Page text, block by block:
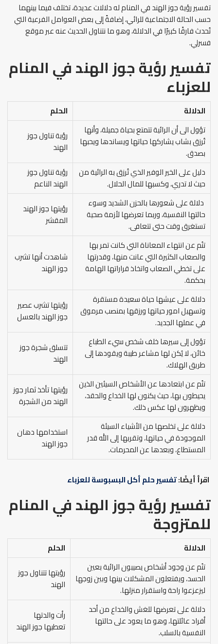
تفسير رؤية جوز الهند في المنام له دلالات عديدة، تختلف فيما بينهما
حسب الحالة الاجتماعية للرائي، إضافةً إلى بعض العوامل الفرعية التي
تُحدث فارقًا كبيرًا في الدلالة، وهو ما نتناول الحديث عنه عبر موقع
فسرلي.
تفسير رؤية جوز الهند في المنام
للعزباء
الدلالة
الحلم
تؤول الى أن الرائية تتمتع بحياة جميلة، وأنها
تُرزق بشاب يشاركها حياتها ويساندها ويحبها
بصدق.
رؤية تناول جوز
الهند
دليل على الخير الوفير الذي تُرزق به الرائية من
حيث لا تدري، وكسبها للمال الحلال.
رؤية تناول جوز
الهند الناعم
دلالة على شعورها بالحزن الشديد وسوء
حالتها النفسية، وربما تعرضها لأزمة صحية
تستغرق وقت حتى تتعافى.
رؤيتها جوز الهند
المقشر
تنُم عن انتهاء المعاناة التي كانت تمر بها
والصعاب الكثيرة التي عانت منها، وقدرتها
على تخطي الصعاب واتخاذ قراراتها الهامة
بحكمة.
شاهدت أنها تشرب
جوز الهند
دلالة على عيشها حياة سعيدة مستقرة
وتسهيل امور حياتها ورزقها بمنصب مرموق
في عملها الجديد.
رؤيتها تشرب عصير
جوز الهند بالعسل
تؤول إلى سيرها خلف شخص سيء الطباع
خائن، لا يُكن لها مشاعر طيبة ويقودها إلى
طريق الهلاك.
تتسلق شجرة جوز
الهند
تنُم عن ابتعادها عن الأشخاص السيئين الذين
يحيطون بها، حيث يكنون لها الخداع والحقد،
ويظهرون لها عكس ذلك.
رؤيتها تأخذ ثمار جوز
الهند من الشجرة
دلالة على تخلصها من الأشياء السيئة
الموجودة في حياتها، وتقربها إلى الله قدر
المستطاع، وبعدها عن المحرمات.
استخدامها دهان
جوز الهند
اقرأ أيضًا:تفسير حلم أكل البسبوسة للعزباء
تفسير رؤية جوز الهند في المنام
للمتزوجة
الدلالة
الحلم
تنُم عن وجود أشخاص يصيبون الرائية بعين
الحسد، ويفتعلون المشكلات بينها وبين زوجها
ليزعزعوا راحة واستقرار منزلها.
رؤيتها تتناول جوز
الهند
دلالة على تعرضها للغش والخداع من أحد
أفراد عائلتها، وهو ما يعود على حالتها
النفسية بالسلب.
رأت والدتها
تعطيها جوز الهند